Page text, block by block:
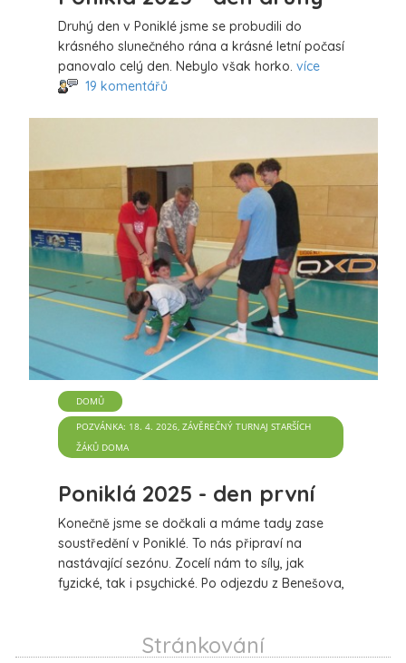
Druhý den v Poniklé jsme se probudili do
krásného slunečného rána a krásné letní počasí
panovalo celý den. Nebylo však horko. více
19 komentářů
Poniklá 2025 - den první
Konečně jsme se dočkali a máme tady zase
soustředění v Poniklé. To nás připraví na
nastávající sezónu. Zocelí nám to síly, jak
fyzické, tak i psychické. Po odjezdu z Benešova,
komplikací a všichni sportovci byli ve velice
DOMŮ
POZVÁNKA: 18. 4. 2026, ZÁVĚREČNÝ TURNAJ STARŠÍCH
ŽÁKŮ DOMA
Stránkování